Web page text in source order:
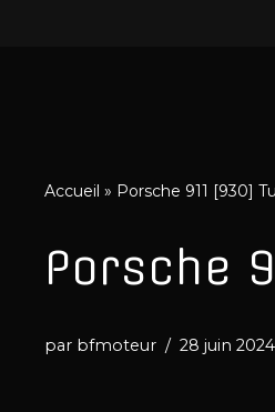
Accueil » Porsche 911 [930]
Porsche
par bfmoteur 28 juin 2024